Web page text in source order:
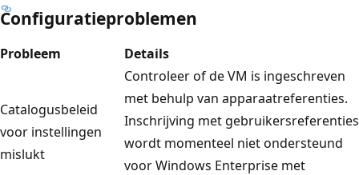
Configuratieproblemen
Probleem Details
Catalogusbeleid
voor instellingen
mislukt
Controleer of de VM is ingeschreven
met behulp van apparaatreferenties.
Inschrijving met gebruikersreferenties
wordt momenteel niet ondersteund
voor Windows Enterprise met